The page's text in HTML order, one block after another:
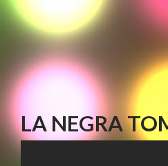
LA NEGRA